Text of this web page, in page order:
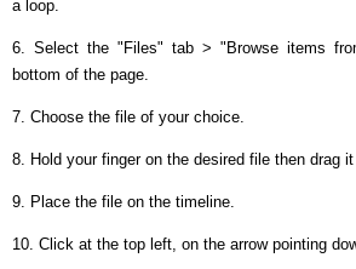
a loop.
6. Select the "Files" tab > "Browse items
bottom of the page.
7. Choose the file of your choice.
8. Hold your finger on the desired file then drag
9. Place the file on the timeline.
10. Click at the top left, on the arrow pointing